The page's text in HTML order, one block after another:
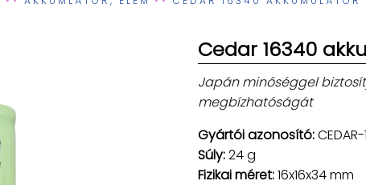
Cedar 16340
Japán minőséggel
megbízhatóságát
Gyártói azonosító:
Súly:24 g
Fizikai méret:16x16x34 mm